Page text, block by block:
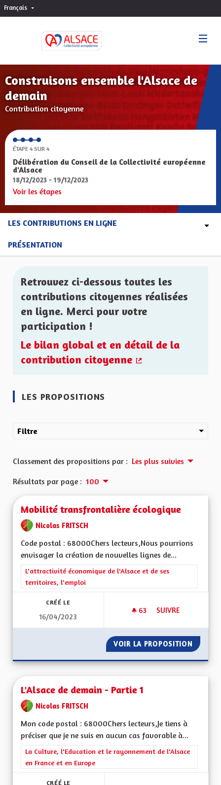
Français Choisir la langue
Construisons ensemble l'Alsace de
demain
Contribution citoyenne
ÉTAPE 4 SUR 4
Délibération du Conseil de la Collectivité européenne
d'Alsace
18/12/2023 - 19/12/2023
Voir les étapes
LES CONTRIBUTIONS EN LIGNE
PRÉSENTATION
Retrouvez ci-dessous toutes les
contributions citoyennes réalisées
en ligne. Merci pour votre
participation !
Le bilan global et en détail de la
contribution citoyenne
LES PROPOSITIONS
Filtre
Classement des propositions par : Les plus suivies
Résultats par page : 100
Mobilité transfrontalière écologique
Nicolas FRITSCH
Code postal : 68000Chers lecteurs,Nous pourrions
envisager la création de nouvelles lignes de...
Filtrer les résultats de la catégorie : L'attractivité
L'attractivité économique de l'Alsace et de ses
territoires, l'emploi
CRÉÉ LE
16/04/2023
63 63 ABONNÉS
SUIVRE
VOIR LA PROPOSITION
L'Alsace de demain - Partie 1
Nicolas FRITSCH
Mon code postal : 68000Chers lecteurs,Je tiens à
préciser que je ne suis en aucun cas favorable à...
Filtrer les résultats de la catégorie : La Culture, l'Education et
La Culture, l'Education et le rayonnement de l'Alsace
en France et en Europe
CRÉÉ LE